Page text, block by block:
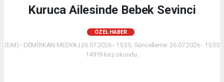
Kuruca Ailesinde Bebek Sevinci
ÖZEL HABER
(DM) - DEMİRKAN MEDYA | 26.07.2026 - 15:35, Güncelleme: 26.07.2026 - 15:35
14919 kez okundu.